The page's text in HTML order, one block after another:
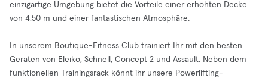
einzigartige Umgebung bietet die Vorteile einer erhöhten Decke
von 4,50 m und einer fantastischen Atmosphäre.
In unserem Boutique-Fitness Club trainiert Ihr mit den besten
Geräten von Eleiko, Schnell, Concept 2 und Assault. Neben dem
funktionellen Trainingsrack könnt ihr unsere Powerlifting-